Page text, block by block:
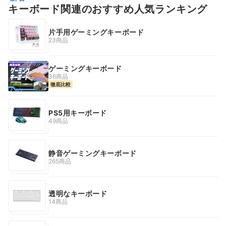
キーボード関連のおすすめ人気ランキング
片手用ゲーミングキーボード
23商品
ゲーミングキーボード
36商品
徹底比較
PS5用キーボード
49商品
静音ゲーミングキーボード
265商品
透明なキーボード
14商品